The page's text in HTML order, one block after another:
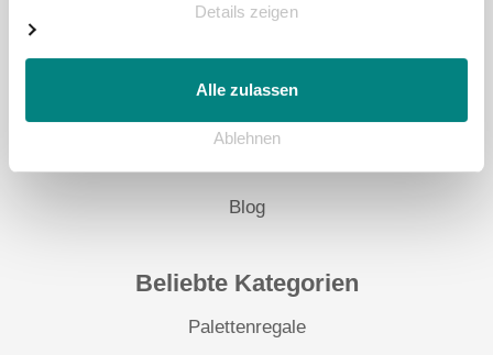
Details zeigen
Alle zulassen
Ablehnen
Digitale Beratung
Glossar
Blog
Beliebte Kategorien
Palettenregale